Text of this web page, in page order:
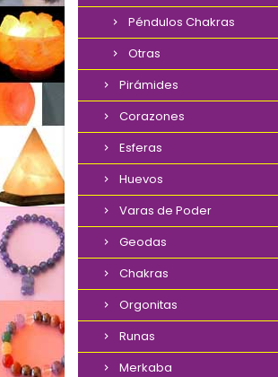
Péndulos Chakras
Otras
Pirámides
Corazones
Esferas
Huevos
Varas de Poder
Geodas
Chakras
Orgonitas
Runas
Merkaba